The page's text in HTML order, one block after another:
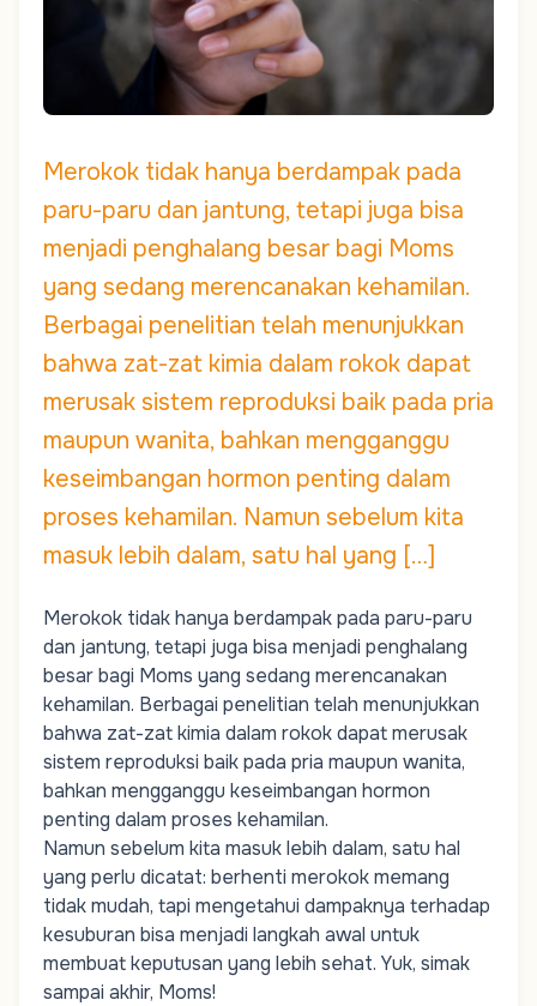
Merokok tidak hanya berdampak pada
paru-paru dan jantung, tetapi juga bisa
menjadi penghalang besar bagi Moms
yang sedang merencanakan kehamilan.
Berbagai penelitian telah menunjukkan
bahwa zat-zat kimia dalam rokok dapat
merusak sistem reproduksi baik pada pria
maupun wanita, bahkan mengganggu
keseimbangan hormon penting dalam
proses kehamilan. Namun sebelum kita
masuk lebih dalam, satu hal yang […]
Merokok tidak hanya berdampak pada paru-paru
dan jantung, tetapi juga bisa menjadi penghalang
besar bagi Moms yang sedang merencanakan
kehamilan. Berbagai penelitian telah menunjukkan
bahwa zat-zat kimia dalam rokok dapat merusak
sistem reproduksi baik pada pria maupun wanita,
bahkan mengganggu keseimbangan hormon
penting dalam proses kehamilan.
Namun sebelum kita masuk lebih dalam, satu hal
yang perlu dicatat: berhenti merokok memang
tidak mudah, tapi mengetahui dampaknya terhadap
kesuburan bisa menjadi langkah awal untuk
membuat keputusan yang lebih sehat. Yuk, simak
sampai akhir, Moms!